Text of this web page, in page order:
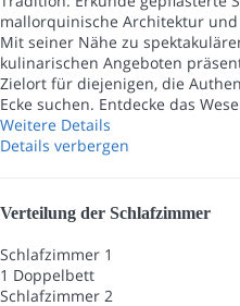
mallorquinische Architektur
Mit seiner Nähe zu
kulinarischen Angeboten
Zielort für diejenigen, die
Ecke suchen. Entdecke das
Weitere Details
Details verbergen
Verteilung der Schlafzimmer
Schlafzimmer 1
1 Doppelbett
Schlafzimmer 2